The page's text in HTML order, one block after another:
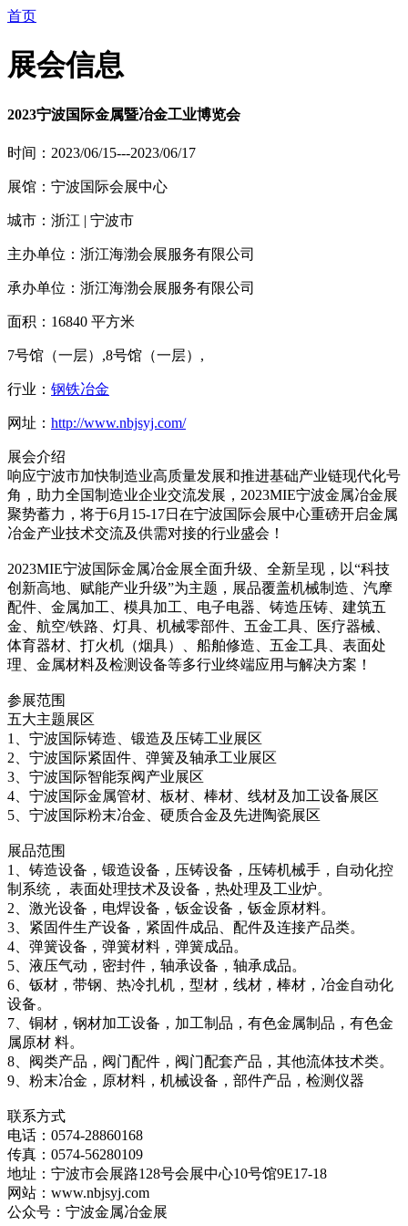
首页
展会信息
2023宁波国际金属暨冶金工业博览会
时间：2023/06/15---2023/06/17
展馆：宁波国际会展中心
城市：浙江 | 宁波市
主办单位：浙江海渤会展服务有限公司
承办单位：浙江海渤会展服务有限公司
面积：16840 平方米
7号馆（一层）,8号馆（一层）,
行业： 钢铁冶金
网址： http://www.nbjsyj.com/
展会介绍
响应宁波市加快制造业高质量发展和推进基础产业链现代化号
角，助力全国制造业企业交流发展，2023MIE宁波金属冶金展
聚势蓄力，将于6月15-17日在宁波国际会展中心重磅开启金属
冶金产业技术交流及供需对接的行业盛会！
2023MIE宁波国际金属冶金展全面升级、全新呈现，以“科技
创新高地、赋能产业升级”为主题，展品覆盖机械制造、汽摩
配件、金属加工、模具加工、电子电器、铸造压铸、建筑五
金、航空/铁路、灯具、机械零部件、五金工具、医疗器械、
体育器材、打火机（烟具）、船舶修造、五金工具、表面处
理、金属材料及检测设备等多行业终端应用与解决方案！
参展范围
五大主题展区
1、宁波国际铸造、锻造及压铸工业展区
2、宁波国际紧固件、弹簧及轴承工业展区
3、宁波国际智能泵阀产业展区
4、宁波国际金属管材、板材、棒材、线材及加工设备展区
5、宁波国际粉末冶金、硬质合金及先进陶瓷展区
展品范围
1、铸造设备，锻造设备，压铸设备，压铸机械手，自动化控
制系统， 表面处理技术及设备，热处理及工业炉。
2、激光设备，电焊设备，钣金设备，钣金原材料。
3、紧固件生产设备，紧固件成品、配件及连接产品类。
4、弹簧设备，弹簧材料，弹簧成品。
5、液压气动，密封件，轴承设备，轴承成品。
6、钣材，带钢、热冷扎机，型材，线材，棒材，冶金自动化
设备。
7、铜材，钢材加工设备，加工制品，有色金属制品，有色金
属原材 料。
8、阀类产品，阀门配件，阀门配套产品，其他流体技术类。
9、粉末冶金，原材料，机械设备，部件产品，检测仪器
联系方式
电话：0574-28860168
传真：0574-56280109
地址：宁波市会展路128号会展中心10号馆9E17-18
网站：www.nbjsyj.com
公众号：宁波金属冶金展